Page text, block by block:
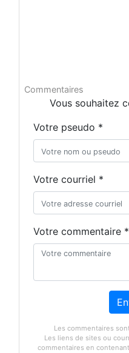
Commentaires
Vous souhaitez
Votre pseudo *
Votre courriel *
Votre commentaire *
Les commentaires
Les liens de sites ou
commentaires en